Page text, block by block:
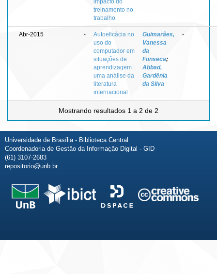
treinamento no
trabalho
Abr-2015 -
Autoeficácia no
uso do
computador em
situações de
aprendizagem :
uma análise da
literatura
internacional
Guimarães,
Vanessa
da
Fonseca;
Abbad,
Gardênia
da Silva
-
Mostrando resultados 1 a 2 de 2
Universidade de Brasília - Biblioteca Central
Coordenadoria de Gestão da Informação Digital - GID
(61) 3107-2683
repositorio@unb.br